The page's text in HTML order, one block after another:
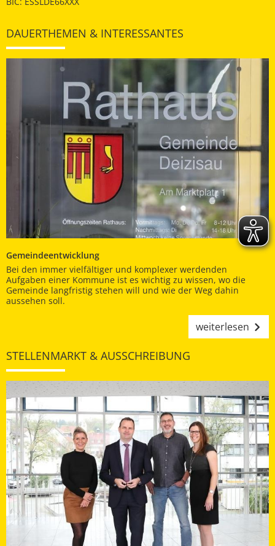
DAUERTHEMEN & INTERESSANTES
Gemeindeentwicklung
Bei den immer vielfältiger und komplexer werdenden
Aufgaben einer Kommune ist es wichtig zu wissen, wo die
Gemeinde langfristig stehen will und wie der Weg dahin
aussehen soll.
weiterlesen
STELLENMARKT & AUSSCHREIBUNG